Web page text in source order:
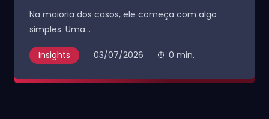
Na maioria dos casos, ele começa com algo
simples. Uma...
Insights 03/07/2026 0 min.